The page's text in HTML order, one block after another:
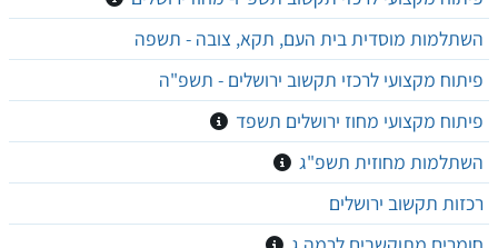
השתלמות מוסדית בית העם, תקא, צובה - תשפה
פיתוח מקצועי לרכזי תקשוב ירושלים - תשפ"ה
פיתוח מקצועי מחוז ירושלים תשפד
השתלמות מחוזית תשפ"ג
רכזות תקשוב ירושלים